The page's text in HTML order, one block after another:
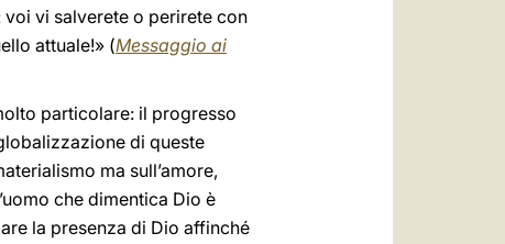
vi salverete o perirete con
attuale!» (Messaggio ai
particolare: il progresso
di queste
ma sull’amore,
che dimentica Dio è
la presenza di Dio affinché